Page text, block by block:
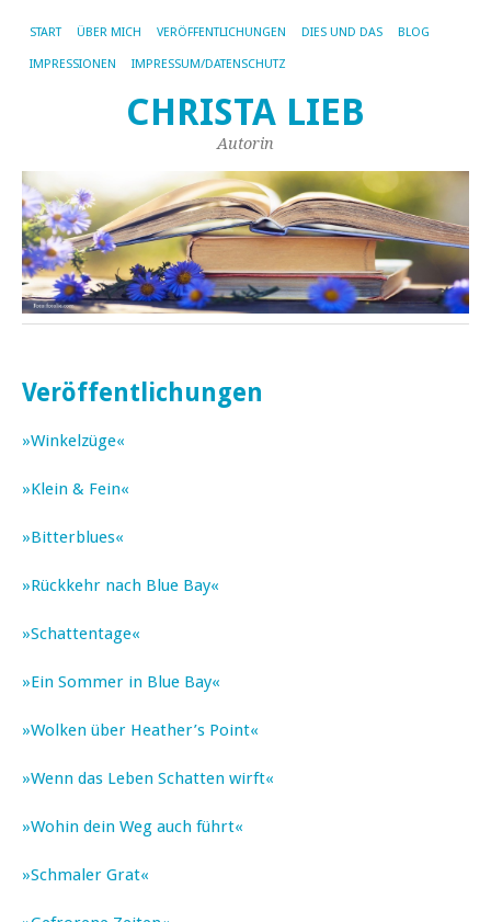
START ÜBER MICH VERÖFFENTLICHUNGEN DIES UND DAS BLOG
IMPRESSIONEN IMPRESSUM/DATENSCHUTZ
CHRISTA LIEB
Autorin
Veröffentlichungen
»Winkelzüge«
»Klein & Fein«
»Bitterblues«
»Rückkehr nach Blue Bay«
»Schattentage«
»Ein Sommer in Blue Bay«
»Wolken über Heather’s Point«
»Wenn das Leben Schatten wirft«
»Wohin dein Weg auch führt«
»Schmaler Grat«